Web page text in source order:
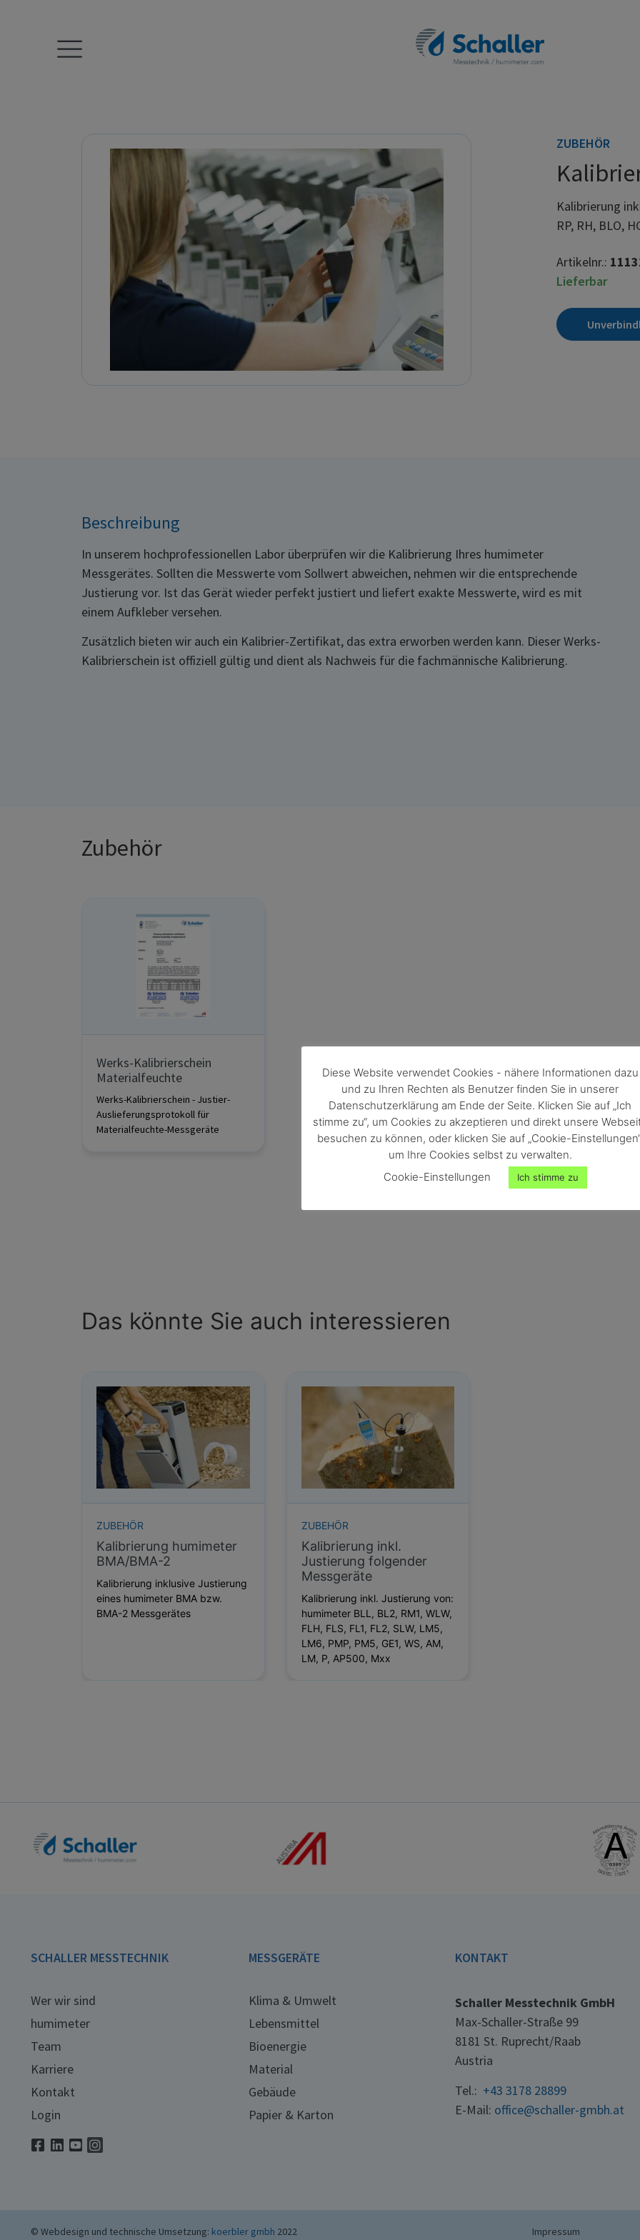
ZUBEHÖR
Kalibrierung
RP, RH, BLO,
Artikelnr.:
Lieferbar
Beschreibung
In unserem hochprofessionellen Labor überprüfen wir die Kalibrierung Ihres humimeter
Messgerätes. Sollten die Messwerte vom Sollwert abweichen, nehmen wir die entsprechende
Justierung vor. Ist das Gerät wieder perfekt justiert und liefert exakte Messwerte, wird es mit
einem Aufkleber versehen.
Zusätzlich bieten wir auch ein Kalibrier-Zertifikat, das extra erworben werden kann. Dieser Werks-
Kalibrierschein ist offiziell gültig und dient als Nachweis für die fachmännische Kalibrierung.
Zubehör
Werks-Kalibrierschein
Materialfeuchte
Werks-Kalibrierschein - Justier-
Auslieferungsprotokoll für
Materialfeuchte-Messgeräte
Das könnte Sie auch interessieren
ZUBEHÖR
Kalibrierung humimeter
BMA/BMA-2
Kalibrierung inklusive Justierung
eines humimeter BMA bzw.
BMA-2 Messgerätes
ZUBEHÖR
Kalibrierung inkl.
Justierung folgender
Messgeräte
Kalibrierung inkl. Justierung von:
humimeter BLL, BL2, RM1, WLW,
FLH, FLS, FL1, FL2, SLW, LM5,
LM6, PMP, PM5, GE1, WS, AM,
LM, P, AP500, Mxx
SCHALLER MESSTECHNIK
Wer wir sind
humimeter
Team
Karriere
Kontakt
Login
MESSGERÄTE
Klima & Umwelt
Lebensmittel
Bioenergie
Material
Gebäude
Papier & Karton
KONTAKT
Schaller Messtechnik GmbH
Max-Schaller-Straße 99
8181 St. Ruprecht/Raab
Austria
Tel.: +43 3178 28899
E-Mail: office@schaller-gmbh.at
© Webdesign und technische Umsetzung: koerbler gmbh 2022 Impressum
Diese Website verwendet Cookies - nähere Informationen dazu
und zu Ihren Rechten als Benutzer finden Sie in unserer
Datenschutzerklärung am Ende der Seite. Klicken Sie auf „Ich
stimme zu“, um Cookies zu akzeptieren und direkt unsere
besuchen zu können, oder klicken Sie auf „Cookie-
um Ihre Cookies selbst zu verwalten.
Cookie-Einstellungen
Ich stimme zu